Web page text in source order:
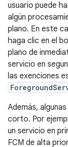
usuario puede
algún
plano. En este
haga clic en el
plano de
servicio en
las exenciones
Además,
corto. Por
un servicio en
FCM de alta